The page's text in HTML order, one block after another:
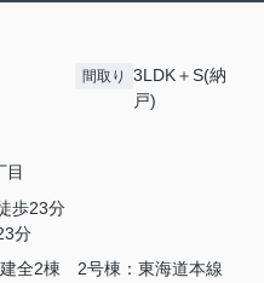
間取り
3LDK＋S(納
戸)
目
歩23分
分
全2棟 2号棟：東海道本線